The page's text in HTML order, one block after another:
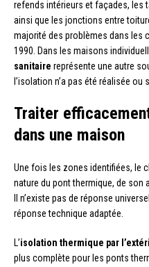
refends intérieurs et façades, les
ainsi que les jonctions entre
majorité des problèmes dans les
1990. Dans les maisons
sanitaire représente une autre
l’isolation n’a pas été réalisée ou
Traiter
dans une maison
Une fois les zones identifiées, le
nature du pont thermique, de son
Il n’existe pas de réponse
réponse technique adaptée.
L’isolation thermique par
plus complète pour les ponts